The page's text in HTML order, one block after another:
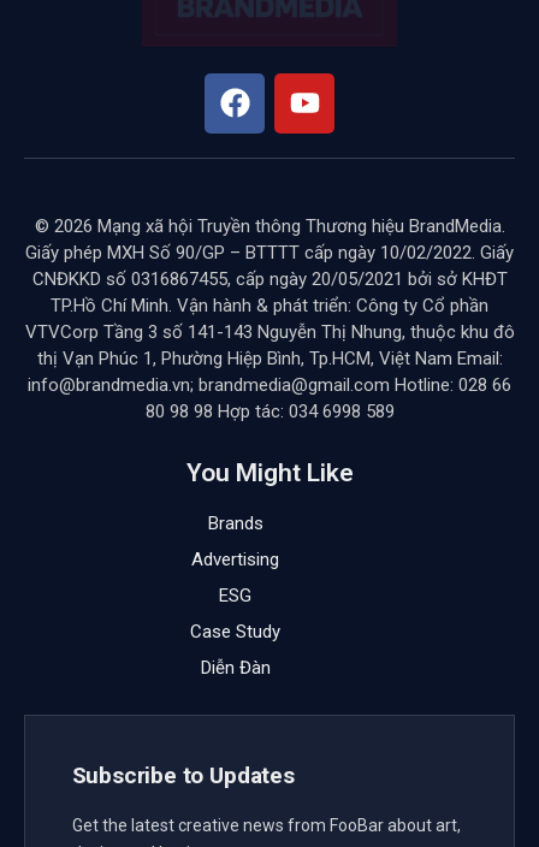
© 2026 Mạng xã hội Truyền thông Thương hiệu BrandMedia.
Giấy phép MXH Số 90/GP – BTTTT cấp ngày 10/02/2022. Giấy
CNĐKKD số 0316867455, cấp ngày 20/05/2021 bởi sở KHĐT
TP.Hồ Chí Minh. Vận hành & phát triển: Công ty Cổ phần
VTVCorp Tầng 3 số 141-143 Nguyễn Thị Nhung, thuộc khu đô
thị Vạn Phúc 1, Phường Hiệp Bình, Tp.HCM, Việt Nam Email:
info@brandmedia.vn; brandmedia@gmail.com Hotline: 028 66
80 98 98 Hợp tác: 034 6998 589
You Might Like
Brands
Advertising
ESG
Case Study
Diễn Đàn
Subscribe to Updates
Get the latest creative news from FooBar about art,